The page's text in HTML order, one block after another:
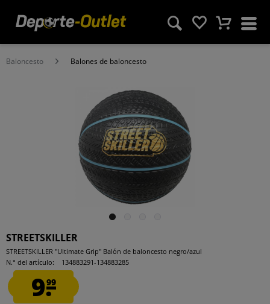
Baloncesto Balones de baloncesto
STREETSKILLER
STREETSKILLER "Ultimate Grip" Balón de baloncesto negro/azul
N.° del artículo:
134883291-134883285
9.99